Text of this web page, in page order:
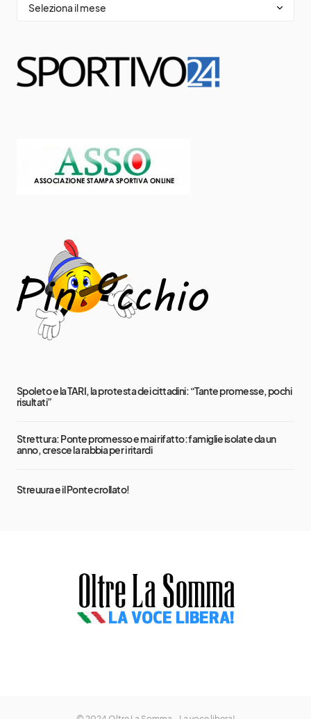
Spoleto e la TARI, la protesta dei cittadini: “Tante promesse, pochi
risultati”
Strettura: Ponte promesso e mai rifatto: famiglie isolate da un
anno, cresce la rabbia per i ritardi
Streuura e il Ponte crollato!